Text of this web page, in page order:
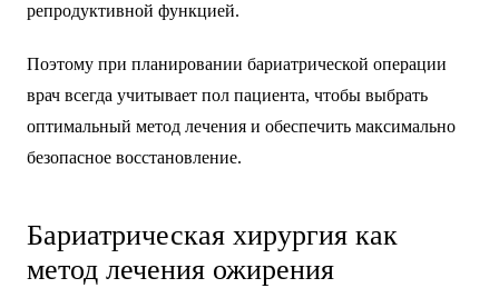
репродуктивной функцией.
Поэтому при планировании бариатрической операции
врач всегда учитывает пол пациента, чтобы выбрать
оптимальный метод лечения и обеспечить максимально
безопасное восстановление.
Бариатрическая хирургия как
метод лечения ожирения